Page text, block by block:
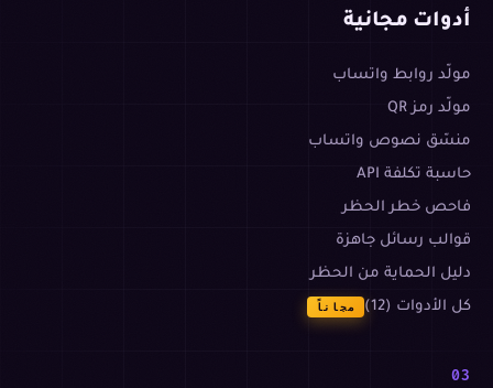
أدوات مجانية
مولّد روابط واتساب
مولّد رمز QR
منسّق نصوص واتساب
حاسبة تكلفة API
فاحص خطر الحظر
قوالب رسائل جاهزة
دليل الحماية من الحظر
كل الأدوات (12)
مجاناً
03